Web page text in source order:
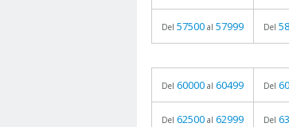
Del 57500 al 57999 Del
Del 60000 al 60499 Del
Del 62500 al 62999 Del